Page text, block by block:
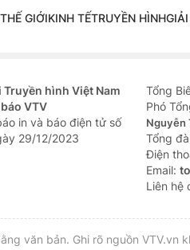
THẾ GIỚIKINH TẾTRUYỀN HÌNH
Truyền hình Việt Nam
VTV
in và báo điện tử số
29/12/2023
Tổng
Phó
Nguyễn
Tổng
Ðiện
Email:
Liên hệ
văn bản. Ghi rõ nguồn VTV.vn